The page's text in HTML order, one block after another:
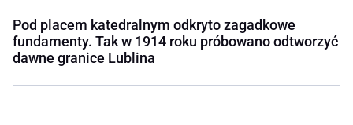
Pod placem katedralnym odkryto zagadkowe
fundamenty. Tak w 1914 roku próbowano odtworzyć
dawne granice Lublina